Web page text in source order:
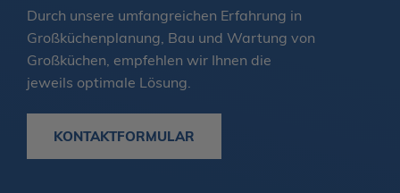
Durch unsere umfangreichen Erfahrung in
Großküchenplanung, Bau und Wartung von
Großküchen, empfehlen wir Ihnen die
jeweils optimale Lösung.
KONTAKTFORMULAR